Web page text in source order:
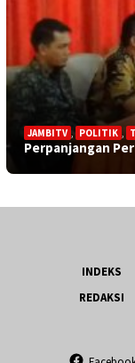
JAMBITV , POLITIK ,
Perpanjangan
INDEKS
REDAKSI